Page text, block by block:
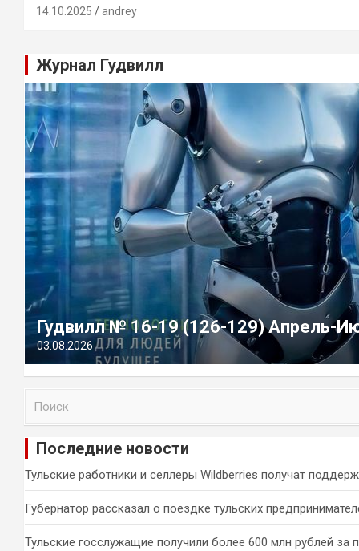
14.10.2025 andrey
Журнал Гудвилл
Гудвилл № 16-19 (126-129) Апрель-
03.08.2026
и
Последние новости
Тульские работники и селлеры Wildberries получат
Губернатор рассказал о поездке тульских
Тульские госслужащие получили более 600 млн рублей за